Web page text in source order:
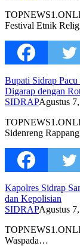
Festival Etnik
Bupati Sidrap
Digarap dengan
SIDRAPAgustus
Sidenreng
Kapolres Sidrap
dan Kepolisian
SIDRAPAgustus
Waspada…